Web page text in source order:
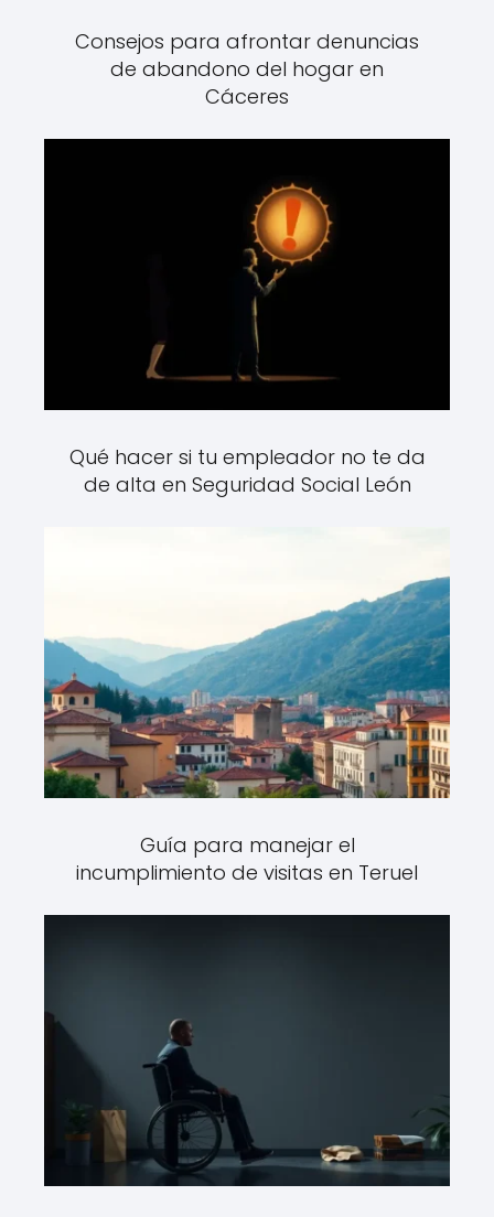
Consejos para afrontar denuncias
de abandono del hogar en
Cáceres
Qué hacer si tu empleador no te da
de alta en Seguridad Social León
Guía para manejar el
incumplimiento de visitas en Teruel